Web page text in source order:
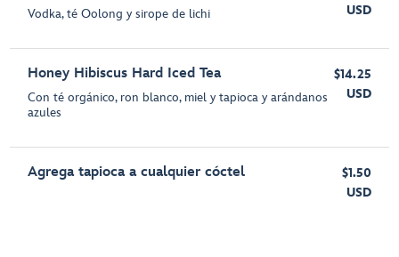
Vodka, té Oolong y sirope de lichi
USD
Honey Hibiscus Hard Iced Tea
Con té orgánico, ron blanco, miel y tapioca y arándanos
azules
$14.25
USD
Agrega tapioca a cualquier cóctel
$1.50
USD